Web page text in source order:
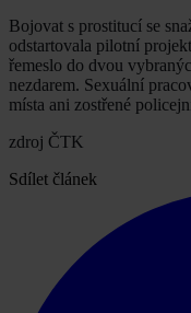
Bojovat s prostitucí se
odstartovala pilotní
řemeslo do dvou
nezdarem. Sexuální
místa ani zostřené
zdroj ČTK
Sdílet článek